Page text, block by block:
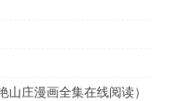
庄漫画全集在线阅读）